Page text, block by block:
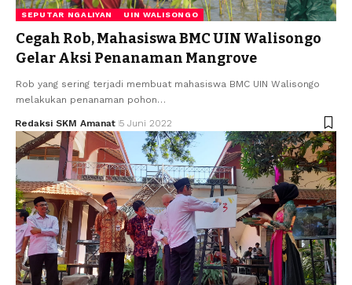
SEPUTAR NGALIYAN UIN WALISONGO
Cegah Rob, Mahasiswa BMC UIN Walisongo
Gelar Aksi Penanaman Mangrove
Rob yang sering terjadi membuat mahasiswa BMC UIN Walisongo
melakukan penanaman pohon…
Redaksi SKM Amanat 5 Juni 2022